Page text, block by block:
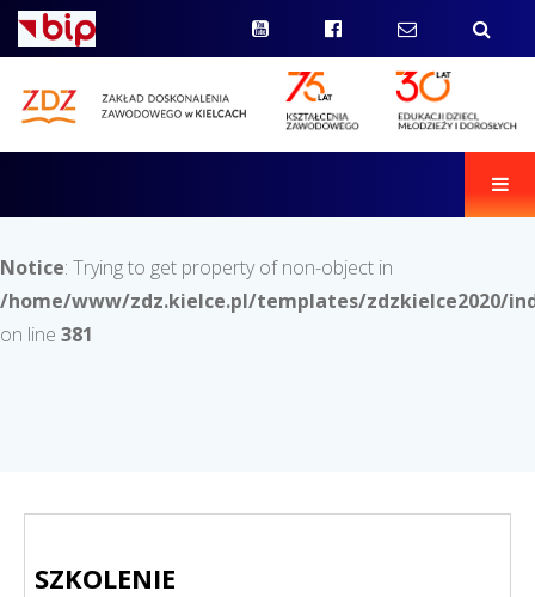
Notice: Trying to get property of non-object in
/home/www/zdz.kielce.pl/templates/zdzkielce2020/
on line 381
SZKOLENIE